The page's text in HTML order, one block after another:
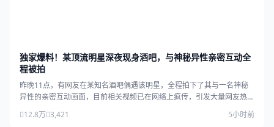
独家爆料！某顶流明星深夜现身酒吧，与神秘异性亲密互动全
程被拍
昨晚11点，有网友在某知名酒吧偶遇该明星，全程拍下了其与一名神秘
异性的亲密互动画面，目前相关视频已在网络上疯传，引发大量网友热
12.8万 3,421 5小时前